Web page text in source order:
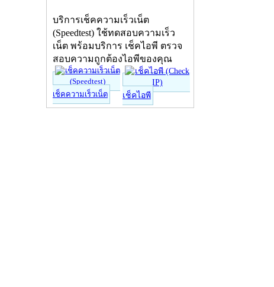
บริการเช็คความเร็วเน็ต
(Speedtest) ใช้ทดสอบความเร็ว
เน็ต พร้อมบริการ เช็คไอพี ตรวจ
สอบความถูกต้องไอพีของคุณ
เช็คความเร็วเน็ต เช็คไอพี